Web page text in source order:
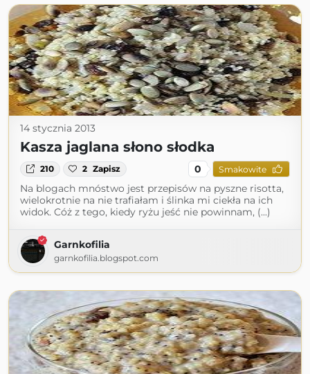
14 stycznia 2013
Kasza jaglana słono słodka
210 2 Zapisz 0 Smakowite
Na blogach mnóstwo jest przepisów na pyszne risotta,
wielokrotnie na nie trafiałam i ślinka mi ciekła na ich
widok. Cóż z tego, kiedy ryżu jeść nie powinnam, (...)
Garnkofilia
garnkofilia.blogspot.com